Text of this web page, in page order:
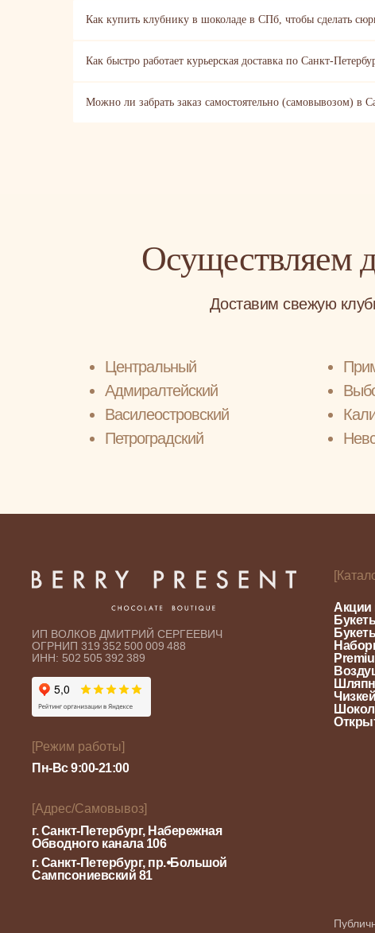
Как купить клубнику в шоколаде в СПб, чтобы сделать
Как быстро работает курьерская доставка по Санкт-
Можно ли забрать заказ самостоятельно (самовывозом) в
Осуществляем
Доставим свежую
Центральный
Адмиралтейский
Василеостровский
Петроградский
ИП ВОЛКОВ ДМИТРИЙ СЕРГЕЕВИЧ
ОГРНИП 319 352 500 009 488
ИНН: 502 505 392 389
Пн-Вс 9:00-21:00
Акции
[Режим работы]
г. Санкт-Петербург, Набережная
Обводного канала 106
г. Санкт-Петербург, пр.⦁Большой
Сампсониевский 81
[Адрес/Самовывоз]